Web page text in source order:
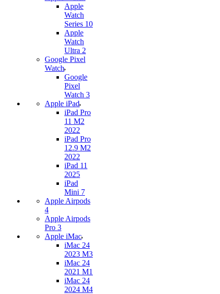
Apple
Watch
Series 10
Apple
Watch
Ultra 2
Google Pixel
Watch
Google
Pixel
Watch 3
Apple iPad
iPad Pro
11 M2
2022
iPad Pro
12.9 M2
2022
iPad 11
2025
iPad
Mini 7
Apple Airpods
4
Apple Airpods
Pro 3
Apple iMac
iMac 24
2023 M3
iMac 24
2021 M1
iMac 24
2024 M4